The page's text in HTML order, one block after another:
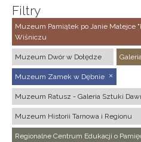
Filtry
Muzeum Pamiątek po Janie Matejce
Wiśniczu
Muzeum Dwór w Dołędze
Muzeum Zamek w Dębnie
Muzeum Ratusz - Galeria Sztuki
Muzeum Historii Tarnowa i Regionu
Regionalne Centrum Edukacji o